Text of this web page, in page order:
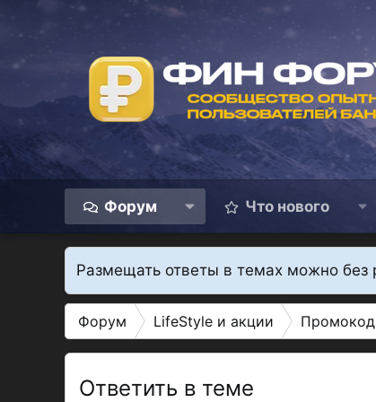
Форум Что нового
Размещать ответы в темах можно без
Форум LifeStyle и акции
Ответить в теме